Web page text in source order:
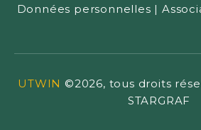
Données personnelles |
UTWIN ©2026, tous droits
STARGRAF